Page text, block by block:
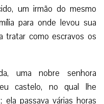
um irmão do mesmo
para onde levou sua
tratar como escravos os
uma nobre senhora
castelo, no qual lhe
ela passava várias horas